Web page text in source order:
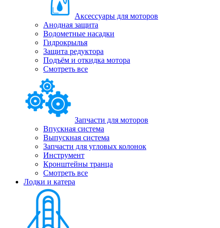
Аксессуары для моторов
Анодная защита
Водометные насадки
Гидрокрылья
Защита редуктора
Подъём и откидка мотора
Смотреть все
Запчасти для моторов
Впускная система
Выпускная система
Запчасти для угловых колонок
Инструмент
Кронштейны транца
Смотреть все
Лодки и катера